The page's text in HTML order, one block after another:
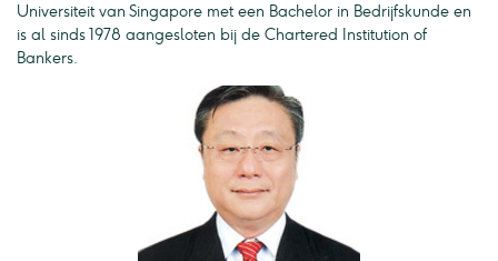
Universiteit van Singapore met een Bachelor in Bedrijfskunde en
is al sinds 1978 aangesloten bij de Chartered Institution of
Bankers.